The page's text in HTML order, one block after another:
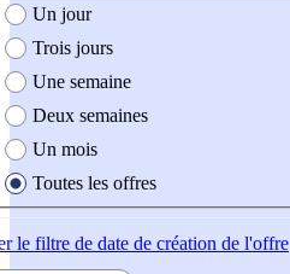
création de l'offre
Un jour
Trois jours
Une semaine
Deux semaines
Un mois
Toutes les offres
le filtre de date de création de l'offre